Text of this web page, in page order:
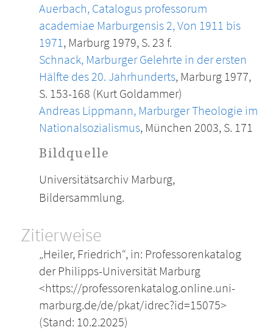
Auerbach, Catalogus professorum
academiae Marburgensis 2, Von 1911 bis
1971, Marburg 1979, S. 23 f.
Schnack, Marburger Gelehrte in der ersten
Hälfte des 20. Jahrhunderts, Marburg 1977,
S. 153-168 (Kurt Goldammer)
Andreas Lippmann, Marburger Theologie im
Nationalsozialismus, München 2003, S. 171
Bildquelle
Universitätsarchiv Marburg,
Bildersammlung.
Zitierweise
„Heiler, Friedrich“, in: Professorenkatalog
der Philipps-Universität Marburg
<https://professorenkatalog.online.uni-
marburg.de/de/pkat/idrec?id=15075>
(Stand: 10.2.2025)